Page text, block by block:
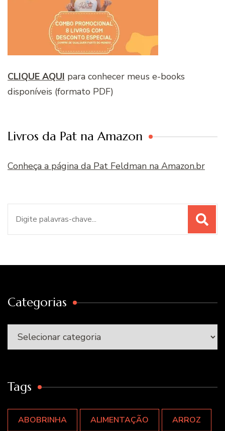
CLIQUE AQUI para conhecer meus e-books
disponíveis (formato PDF)
Livros da Pat na Amazon
Conheça a página da Pat Feldman na Amazon.br
Categorias
Categorias
Tags
ABOBRINHA ALIMENTAÇÃO ARROZ